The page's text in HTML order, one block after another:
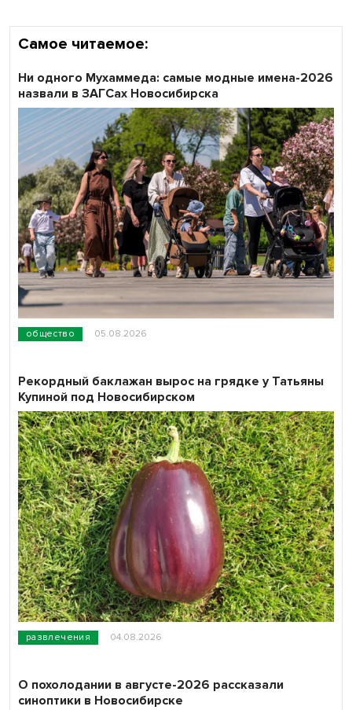
Самое читаемое:
общество 05.08.2026
Ни одного Мухаммеда: самые модные имена-2026
назвали в ЗАГСах Новосибирска
развлечения 04.08.2026
Рекордный баклажан вырос на грядке у Татьяны
Купиной под Новосибирском
О похолодании в августе-2026 рассказали
синоптики в Новосибирске